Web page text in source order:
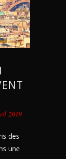
2019
des
une